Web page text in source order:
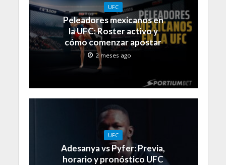
UFC
Peleadores mexicanos en
la UFC: Roster activo y
cómo comenzar apostar
2 meses ago
UFC
Adesanya vs Pyfer: Previa,
horario y pronóstico UFC